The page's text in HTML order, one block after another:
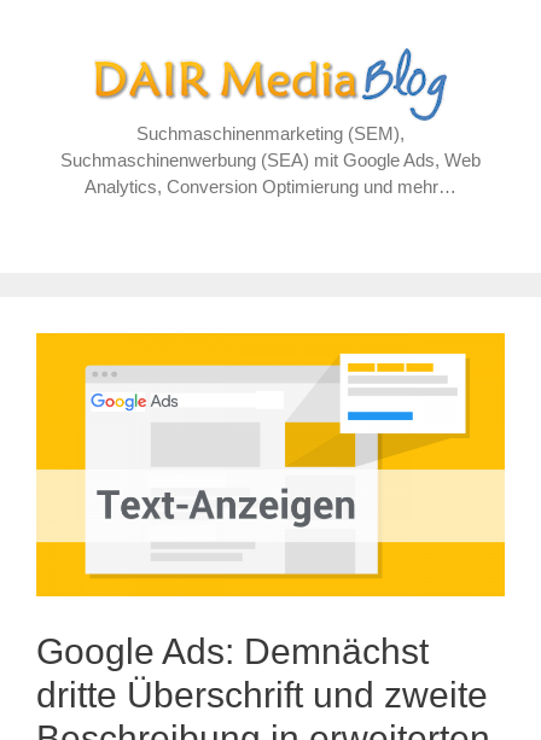
Suchmaschinenmarketing (SEM),
Suchmaschinenwerbung (SEA) mit Google Ads, Web
Analytics, Conversion Optimierung und mehr…
Google Ads: Demnächst
dritte Überschrift und zweite